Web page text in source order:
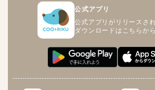
公式アプリ
公式アプリがリリースさ
ダウンロードはこちらから